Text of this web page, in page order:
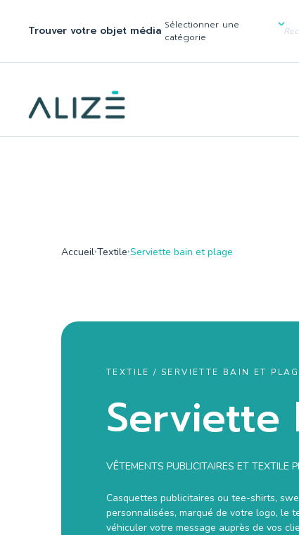
Trouver votre objet média Sélectionner une
catégorie
Accueil Textile Serviette bain et plage
TEXTILE / SERVIETTE BAIN ET
Serviette
VÊTEMENTS PUBLICITAIRES ET TEXTILE
Casquettes publicitaires ou tee-shirts,
personnalisées, marqué de votre logo, le
véhiculer votre message auprès de vos